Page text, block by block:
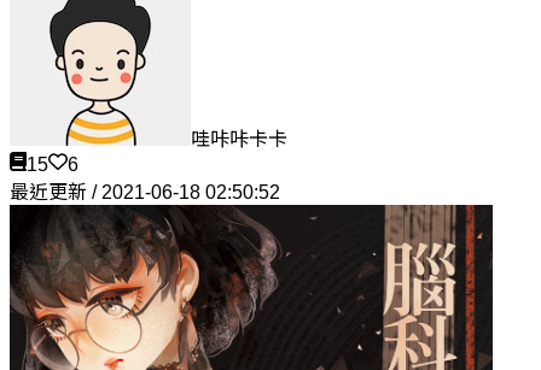
哇咔咔卡卡
15
6
最近更新 / 2021-06-18 02:50:52